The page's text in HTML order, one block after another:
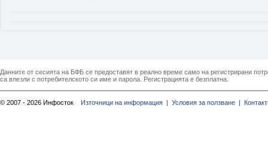
Данните от сесията на БФБ се предоставят в реално време само на регистрирани
са влезли с потребителското си име и парола. Регистрацията е безплатна.
© 2007 - 2026 Инфосток Източници на информация | Условия за ползване |